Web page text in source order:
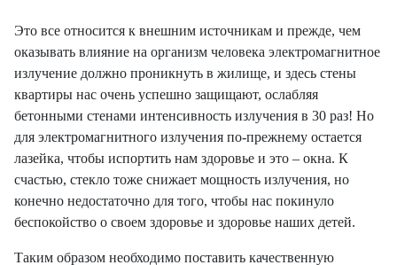
Это все относится к внешним источникам и прежде, чем
оказывать влияние на организм человека электромагнитное
излучение должно проникнуть в жилище, и здесь стены
квартиры нас очень успешно защищают, ослабляя
бетонными стенами интенсивность излучения в 30 раз! Но
для электромагнитного излучения по-прежнему остается
лазейка, чтобы испортить нам здоровье и это – окна. К
счастью, стекло тоже снижает мощность излучения, но
конечно недостаточно для того, чтобы нас покинуло
беспокойство о своем здоровье и здоровье наших детей.
Таким образом необходимо поставить качественную